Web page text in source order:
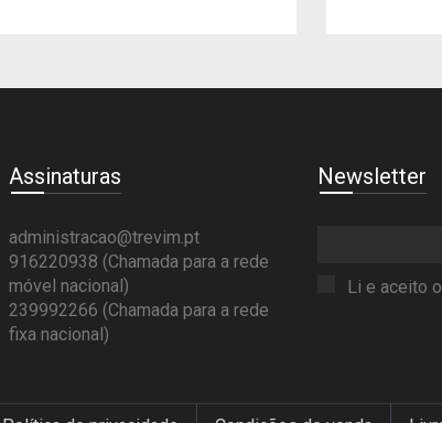
Assinaturas
administracao@trevim.pt
916220938 (Chamada para a rede
móvel nacional)
239992266 (Chamada para a rede
fixa nacional)
Newsletter
Li e aceito